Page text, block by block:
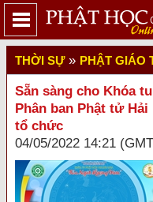
THỜI SỰ» PHẬT GIÁO
Sẵn sàng cho Khóa
Phân ban Phật tử
tổ chức
04/05/2022 14:21